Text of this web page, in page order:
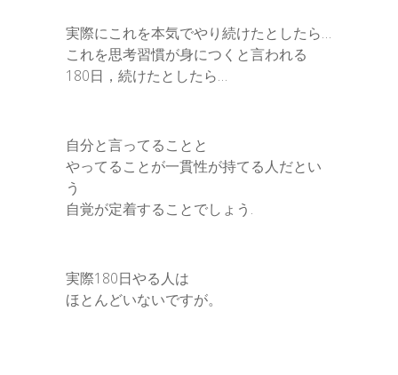
実際にこれを本気でやり続けたとしたら…
これを思考習慣が身につくと言われる
180日，続けたとしたら…
自分と言ってることと
やってることが一貫性が持てる人だとい
う
自覚が定着することでしょう.
実際180日やる人は
ほとんどいないですが。